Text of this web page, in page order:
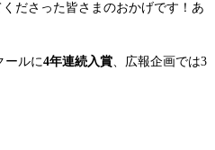
ださった皆さまのおかげです！あ
ールに4年連続入賞、広報企画では3